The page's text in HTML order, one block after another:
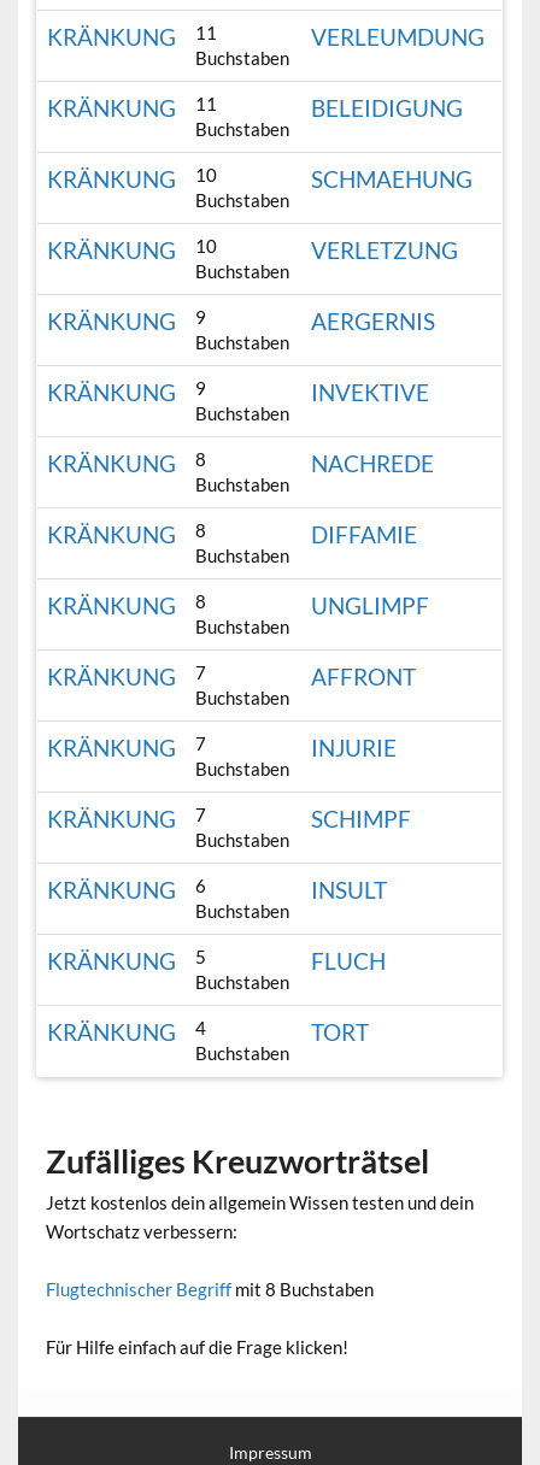
KRÄNKUNG
11
Buchstaben
VERLEUMDUNG
KRÄNKUNG
11
Buchstaben
BELEIDIGUNG
KRÄNKUNG
10
Buchstaben
SCHMAEHUNG
KRÄNKUNG
10
Buchstaben
VERLETZUNG
KRÄNKUNG
9
Buchstaben
AERGERNIS
KRÄNKUNG
9
Buchstaben
INVEKTIVE
KRÄNKUNG
8
Buchstaben
NACHREDE
KRÄNKUNG
8
Buchstaben
DIFFAMIE
KRÄNKUNG
8
Buchstaben
UNGLIMPF
KRÄNKUNG
7
Buchstaben
AFFRONT
KRÄNKUNG
7
Buchstaben
INJURIE
KRÄNKUNG
7
Buchstaben
SCHIMPF
KRÄNKUNG
6
Buchstaben
INSULT
KRÄNKUNG
5
Buchstaben
FLUCH
KRÄNKUNG
4
Buchstaben
TORT
Zufälliges Kreuzworträtsel
Jetzt kostenlos dein allgemein Wissen testen und dein
Wortschatz verbessern:
Flugtechnischer Begriff mit 8 Buchstaben
Für Hilfe einfach auf die Frage klicken!
Impressum